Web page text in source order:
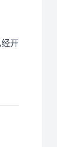
开